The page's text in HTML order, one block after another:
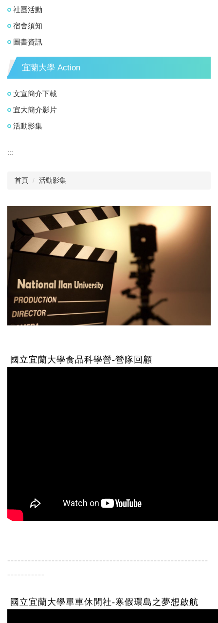
社團活動
宿舍須知
圖書資訊
宜蘭大學 Action
文宣簡介下載
宜大簡介影片
活動影集
:::
首頁 活動影集
國立宜蘭大學食品科學營-營隊回顧
-----------------------------------------------------------
-----------
國立宜蘭大學單車休閒社-寒假環島之夢想啟航